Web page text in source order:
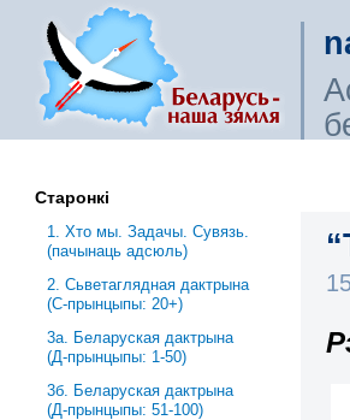
Старонкі
1. Хто мы. Задачы. Сувязь.
(пачынаць адсюль)
2. Сьветаглядная дактрына
(С-прынцыпы: 20+)
3a. Беларуская дактрына
(Д-прынцыпы: 1-50)
3б. Беларуская дактрына
(Д-прынцыпы: 51-100)